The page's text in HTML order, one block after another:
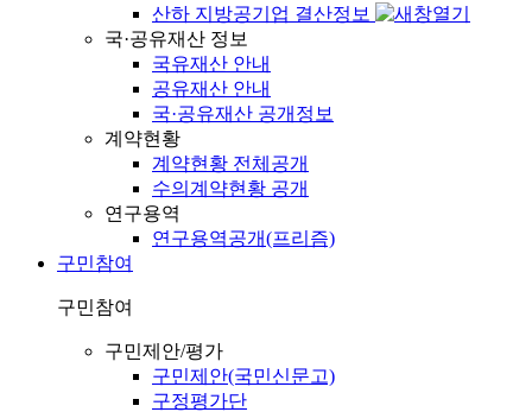
산하 지방공기업 결산정보
국·공유재산 정보
국유재산 안내
공유재산 안내
국·공유재산 공개정보
계약현황
계약현황 전체공개
수의계약현황 공개
연구용역
연구용역공개(프리즘)
구민참여
구민참여
구민제안/평가
구민제안(국민신문고)
구정평가단